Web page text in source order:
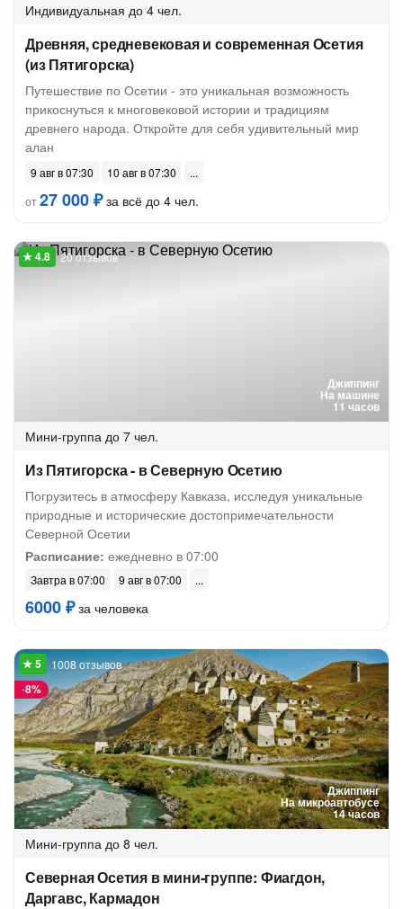
Индивидуальная до 4 чел.
Древняя, средневековая и современная Осетия
(из Пятигорска)
Путешествие по Осетии - это уникальная возможность
прикоснуться к многовековой истории и традициям
древнего народа. Откройте для себя удивительный мир
алан
9 авг в 07:30
10 авг в 07:30
от27 000 ₽за всё до 4 чел.
Джиппинг
На машине
11 часов
20 отзывов
Мини-группа до 7 чел.
Из Пятигорска - в Северную Осетию
Погрузитесь в атмосферу Кавказа, исследуя уникальные
природные и исторические достопримечательности
Северной Осетии
Расписание: ежедневно в 07:00
Завтра в 07:00 9 авг в 07:00
6000 ₽за человека
Джиппинг
На микроавтобусе
14 часов
-8%
1008 отзывов
Мини-группа до 8 чел.
Северная Осетия в мини-группе: Фиагдон,
Даргавс, Кармадон